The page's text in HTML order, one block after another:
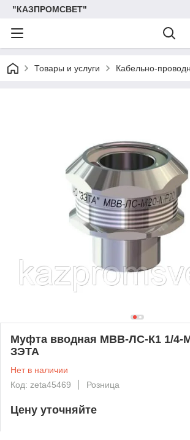
"КАЗПРОМСВЕТ"
Товары и услуги Кабельно-
Муфта вводная МВВ-ЛС-К1 1/4-
ЗЭТА
Нет в наличии
Код: zeta45469
Розница
Цену уточняйте